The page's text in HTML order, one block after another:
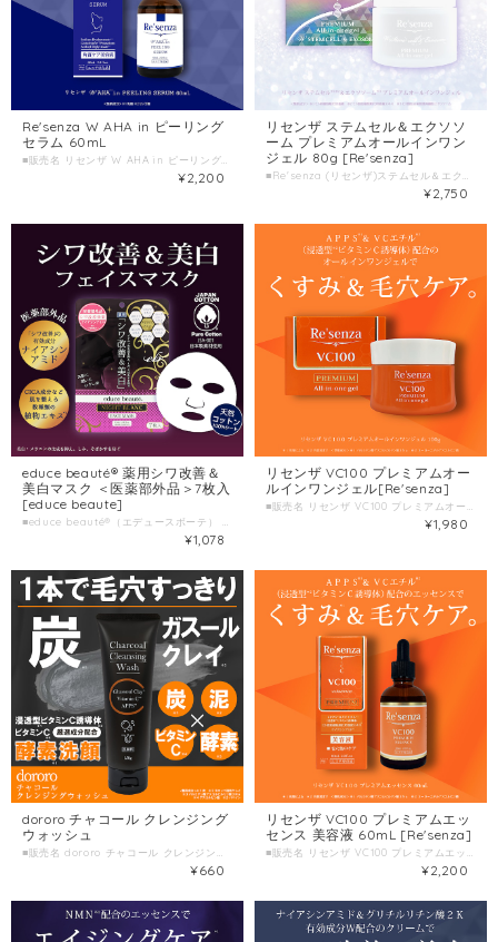
Re'senza W AHA in ピーリング
セラム 60mL
¥2,200
リセンザ ステムセル＆エクソソ
ーム プレミアムオールインワン
ジェル 80g [Re'senza]
■Re'senza (リセンザ)ステムセル＆エクソソーム プレミアムオールインワンジェル 80g ■種類別名称 保湿ジェル ■容量 80g ■製造国 日本 ■製造販売元 株式会社HORIZON
¥2,750
educe beauté® 薬用シワ改善＆
美白マスク ＜医薬部外品＞7枚入
[educe beaute]
■educe beauté®（エデュースボーテ） 薬用シワ改善＆美白マスク ＜医薬部外品＞7枚入 ■容量 7枚入(美容液93mL) ■製造国 日本
¥1,078
リセンザ VC100 プレミアムオー
ルインワンジェル[Re'senza]
■販売名 リセンザ VC100 プレミアムオールインワンジェル ■容量 100g ■製造国 日本 ■製造販売元 株式会社HORIZON
¥1,980
dororo チャコール クレンジング
ウォッシュ
■販売名 dororo チャコール クレンジングウォッシュ ■容量 150g ■製造国 日本 ■製造販売元 株式会社HORIZON
¥660
リセンザ VC100 プレミアムエッ
センス 美容液 60mL [Re'senza]
■販売名 リセンザ VC100 プレミアムエッセンス ■種別名称 保湿美容液 ■容量 60ml ■製造国 日本 ■製造販売元 株式会社セーフティ
¥2,200